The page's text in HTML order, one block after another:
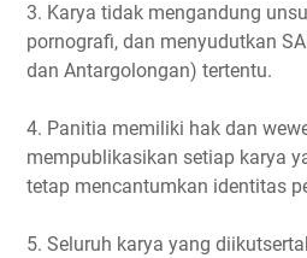
3. Karya tidak mengandung
pornografi, dan menyudutkan
dan Antargolongan) tertentu.
4. Panitia memiliki hak dan
mempublikasikan setiap karya
tetap mencantumkan identitas
5. Seluruh karya yang